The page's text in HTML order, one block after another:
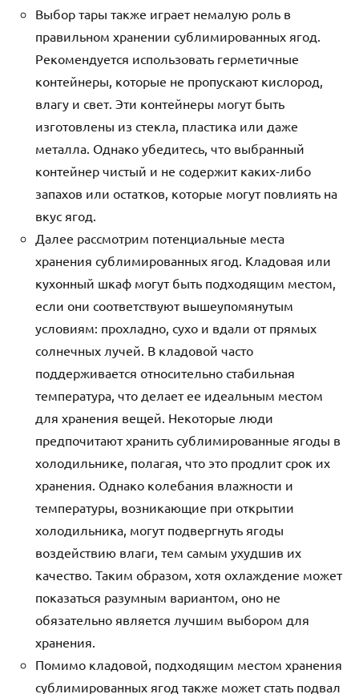
Выбор тары также играет немалую роль в
правильном хранении сублимированных ягод.
Рекомендуется использовать герметичные
контейнеры, которые не пропускают кислород,
влагу и свет. Эти контейнеры могут быть
изготовлены из стекла, пластика или даже
металла. Однако убедитесь, что выбранный
контейнер чистый и не содержит каких-либо
запахов или остатков, которые могут повлиять на
вкус ягод.
Далее рассмотрим потенциальные места
хранения сублимированных ягод. Кладовая или
кухонный шкаф могут быть подходящим местом,
если они соответствуют вышеупомянутым
условиям: прохладно, сухо и вдали от прямых
солнечных лучей. В кладовой часто
поддерживается относительно стабильная
температура, что делает ее идеальным местом
для хранения вещей. Некоторые люди
предпочитают хранить сублимированные ягоды в
холодильнике, полагая, что это продлит срок их
хранения. Однако колебания влажности и
температуры, возникающие при открытии
холодильника, могут подвергнуть ягоды
воздействию влаги, тем самым ухудшив их
качество. Таким образом, хотя охлаждение может
показаться разумным вариантом, оно не
обязательно является лучшим выбором для
хранения.
Помимо кладовой, подходящим местом хранения
сублимированных ягод также может стать подвал